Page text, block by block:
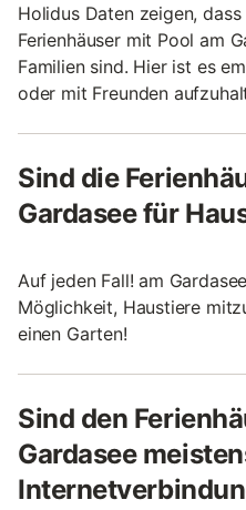
Holidus Daten zeigen,
Ferienhäuser mit Pool am
Familien sind. Hier ist es
oder mit Freunden
Sind die
Gardasee für
Auf jeden Fall! am
Möglichkeit, Haustiere
einen Garten!
Sind den
Gardasee